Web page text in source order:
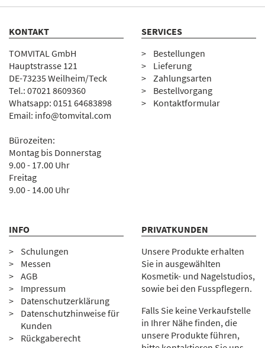
KONTAKT
TOMVITAL GmbH
Hauptstrasse 121
DE-73235 Weilheim/Teck
Tel.: 07021 8609360
Whatsapp: 0151 64683898
Email: info@tomvital.com
Bürozeiten:
Montag bis Donnerstag
9.00 - 17.00 Uhr
Freitag
9.00 - 14.00 Uhr
SERVICES
Bestellungen
Lieferung
Zahlungsarten
Bestellvorgang
Kontaktformular
INFO
Schulungen
Messen
AGB
Impressum
Datenschutzerklärung
Datenschutzhinweise für
Kunden
Rückgaberecht
PRIVATKUNDEN
Unsere Produkte erhalten
Sie in ausgewählten
Kosmetik- und Nagelstudios,
sowie bei den Fusspflegern.
Falls Sie keine Verkaufstelle
in Ihrer Nähe finden, die
unsere Produkte führen,